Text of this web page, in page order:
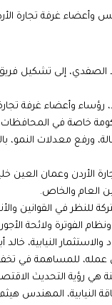
وأعضاء غرفة تجارة
إلى تشكيل فريق
رؤساء وأعضاء غرفة تجارة
خاصة في
ورفع معدلات النمو،
الأردن وعمان العين
العام والخاص.
للنظر في القوانين
الفوترة ولائحة
والاستثمار
عمله، للمساهمة في
هي رؤية التحديث
النيابية، المهندس